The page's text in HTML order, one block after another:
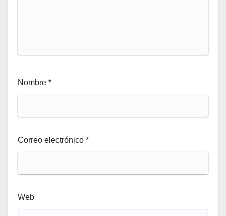
Nombre *
Correo electrónico *
Web